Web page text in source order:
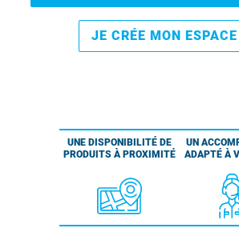
JE CRÉE MON
UNE DISPONIBILITÉ DE
PRODUITS À PROXIMITÉ
UN
ADAPTÉ À